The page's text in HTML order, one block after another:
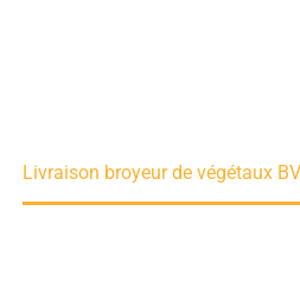
Livraison broyeur de végétaux